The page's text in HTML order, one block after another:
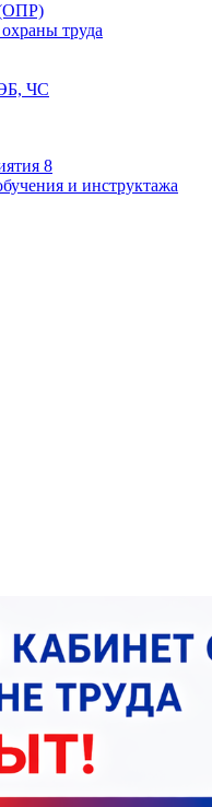
(ОПР)
труда
ЧС
8
и инструктажа